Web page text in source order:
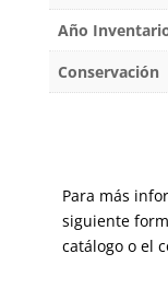
Año
Conservación
Para más
siguiente
catálogo o el